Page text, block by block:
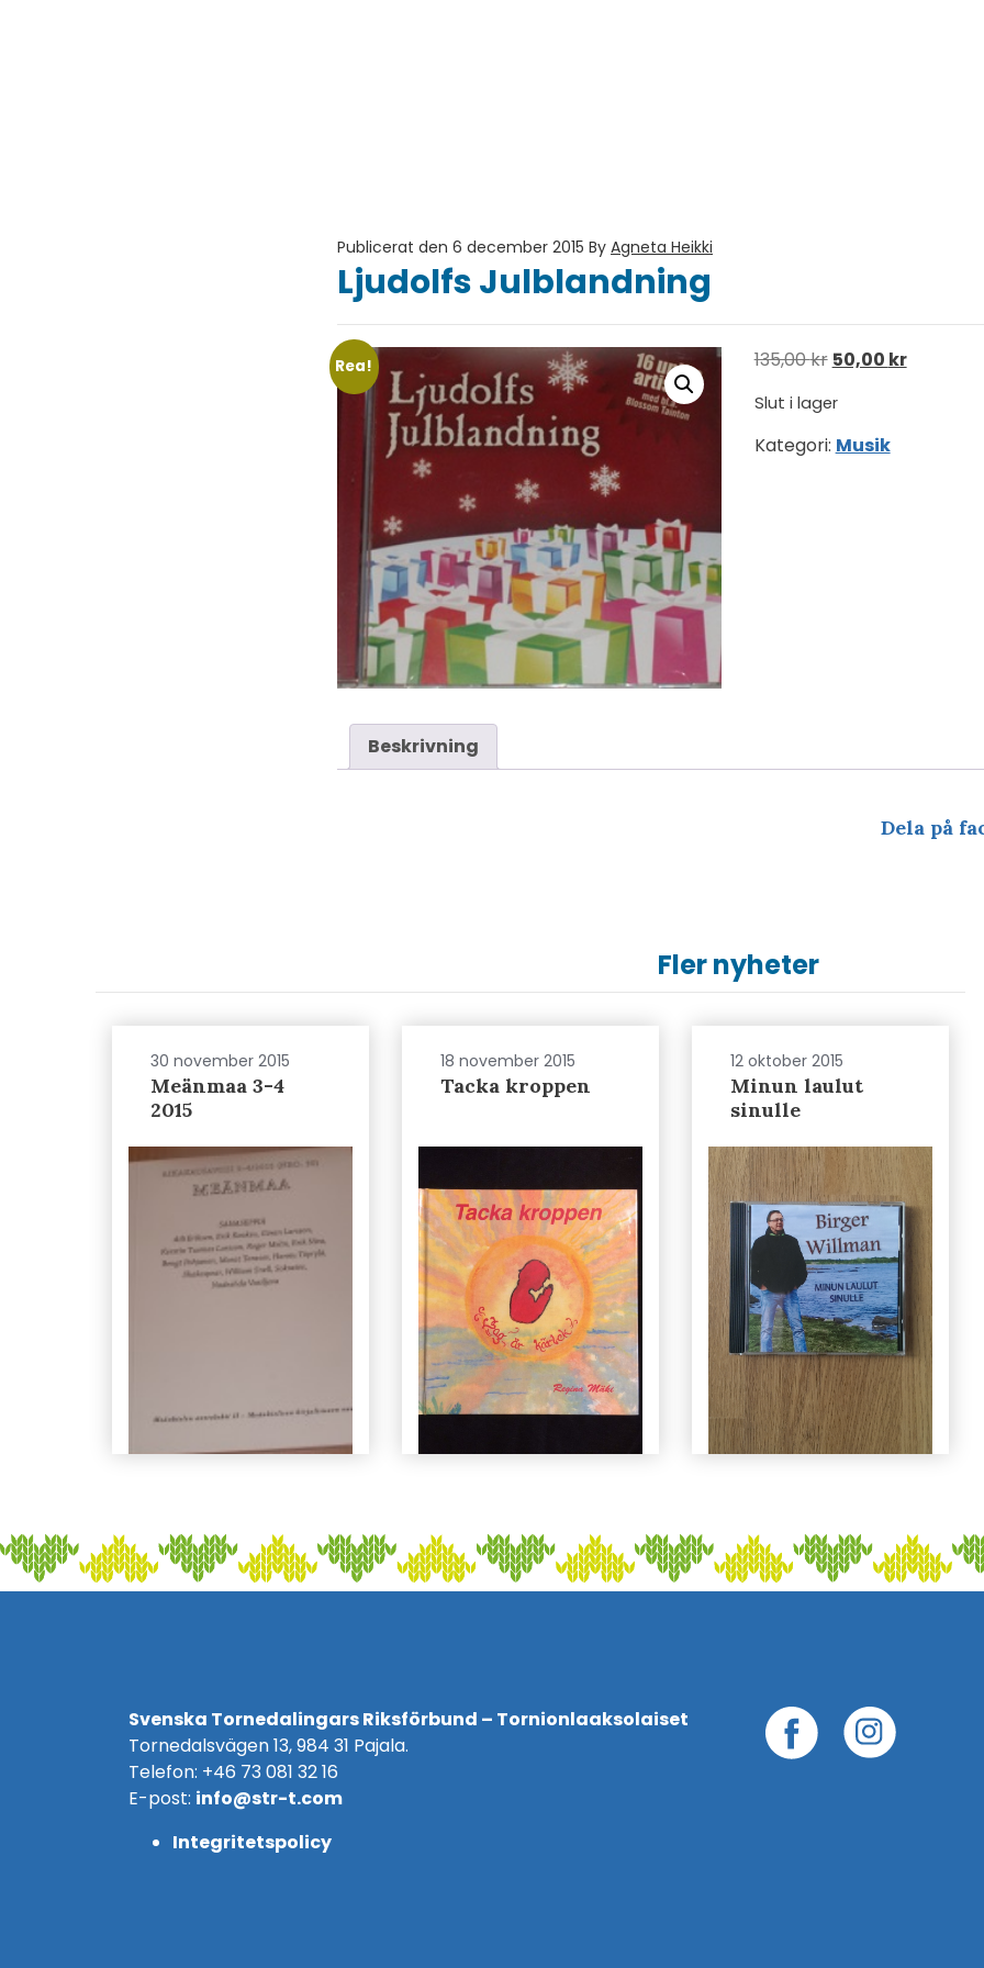
Publicerat den 6 december 2015 By Agneta Heikki
Ljudolfs Julblandning
Rea! 135,00kr Det ursprungliga
50,00 krDet
Slut i lager
Kategori: Musik
Beskrivning
Dela på
Fler nyheter
30 november 2015
Meänmaa 3-4
2015
18 november 2015
Tacka kroppen
12 oktober 2015
Minun laulut
sinulle
Svenska Tornedalingars Riksförbund – Tornionlaaksolaiset
Tornedalsvägen 13, 984 31 Pajala.
Telefon: +46 73 081 32 16
E-post: info@str-t.com
Integritetspolicy